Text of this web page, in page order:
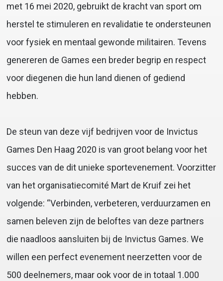
met 16 mei 2020, gebruikt de kracht van sport om
herstel te stimuleren en revalidatie te ondersteunen
voor fysiek en mentaal gewonde militairen. Tevens
genereren de Games een breder begrip en respect
voor diegenen die hun land dienen of gediend
hebben.
De steun van deze vijf bedrijven voor de Invictus
Games Den Haag 2020 is van groot belang voor het
succes van de dit unieke sportevenement. Voorzitter
van het organisatiecomité Mart de Kruif zei het
volgende: “Verbinden, verbeteren, verduurzamen en
samen beleven zijn de beloftes van deze partners
die naadloos aansluiten bij de Invictus Games. We
willen een perfect evenement neerzetten voor de
500 deelnemers, maar ook voor de in totaal 1.000